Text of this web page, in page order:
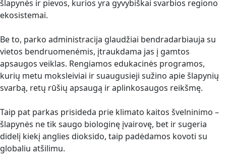
šlapynės ir pievos, kurios yra gyvybiškai svarbios regiono
ekosistemai.
Be to, parko administracija glaudžiai bendradarbiauja su
vietos bendruomenėmis, įtraukdama jas į gamtos
apsaugos veiklas. Rengiamos edukacinės programos,
kurių metu moksleiviai ir suaugusieji sužino apie šlapynių
svarbą, retų rūšių apsaugą ir aplinkosaugos reikšmę.
Taip pat parkas prisideda prie klimato kaitos švelninimo –
šlapynės ne tik saugo biologinę įvairovę, bet ir sugeria
didelį kiekį anglies dioksido, taip padėdamos kovoti su
globaliu atšilimu.